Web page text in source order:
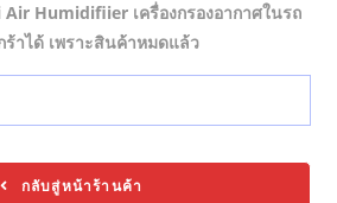
Humidifiier เครื่องกรองอากาศในรถ
าได้ เพราะสินค้าหมดแล้ว
กลับสู่หน้าร้านค้า